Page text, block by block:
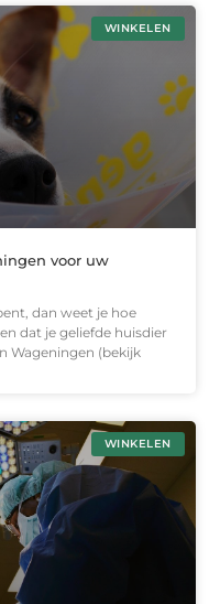
WINKELEN
voor uw
dan weet je hoe
dat je geliefde huisdier
Wageningen (bekijk
WINKELEN